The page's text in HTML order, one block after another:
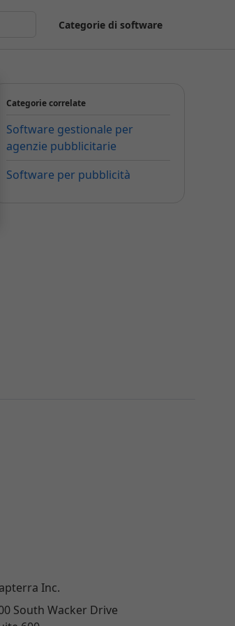
Categorie di software
Categorie correlate
Software gestionale per
agenzie pubblicitarie
Software per pubblicità
Inc.
South Wacker Drive